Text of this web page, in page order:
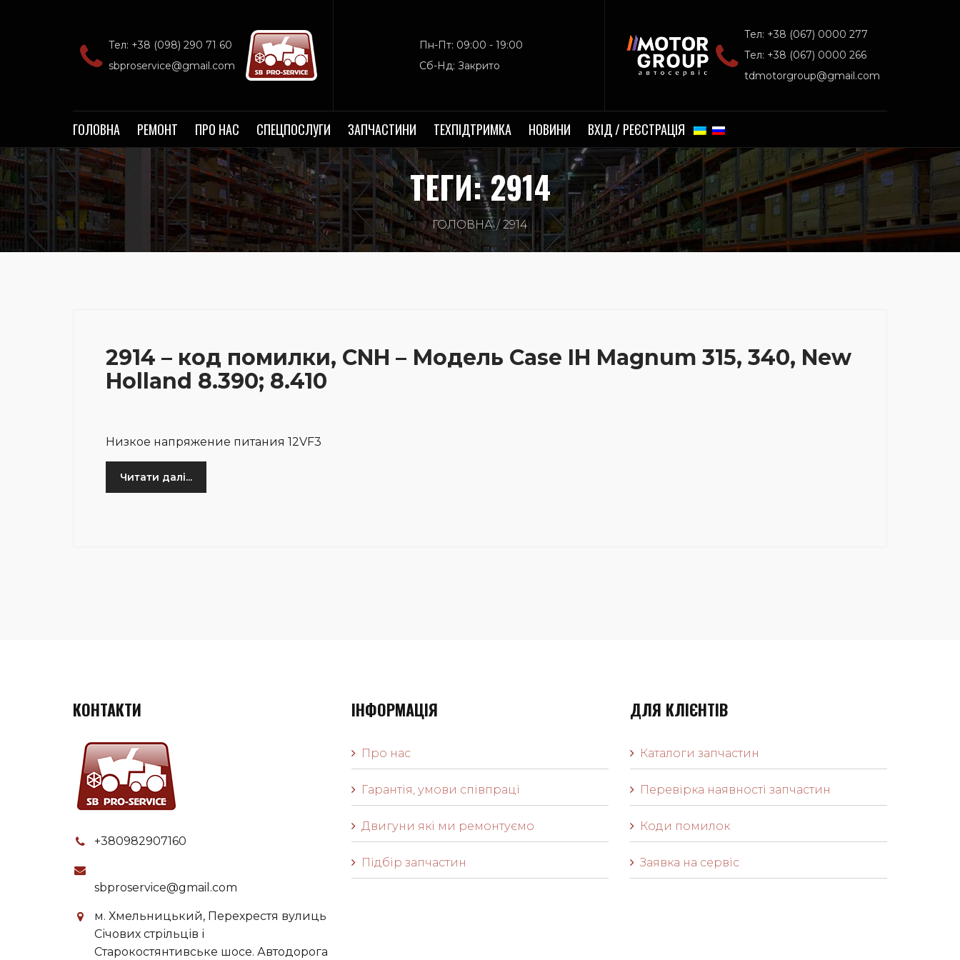
Тел: +38 (098) 290 71 60‬
sbproservice@gmail.com
Пн-Пт: 09:00 - 19:00
Сб-Нд: Закрито
Тел: +38 (067) 0000 277
Тел: +38 (067) 0000 266
tdmotorgroup@gmail.com
ГОЛОВНА РЕМОНТ ПРО НАС СПЕЦПОСЛУГИ ЗАПЧАСТИНИ ТЕХПІДТРИМКА НОВИНИ ВХІД / РЕЄСТРАЦІЯ
ТЕГИ: 2914
ГОЛОВНА 2914
2914 – код помилки, CNH – Модель Case IH Magnum 315, 340, New
Holland 8.390; 8.410
Низкое напряжение питания 12VF3
Читати далі...
КОНТАКТИ
+380982907160
sbproservice@gmail.com
м. Хмельницький, Перехрестя вулиць
Січових стрільців і
Старокостянтивське шосе. Автодорога
ІНФОРМАЦІЯ
Про нас
Гарантія, умови співпраці
Двигуни які ми ремонтуємо
Підбір запчастин
ДЛЯ КЛІЄНТІВ
Каталоги запчастин
Перевірка наявності запчастин
Коди помилок
Заявка на сервіс